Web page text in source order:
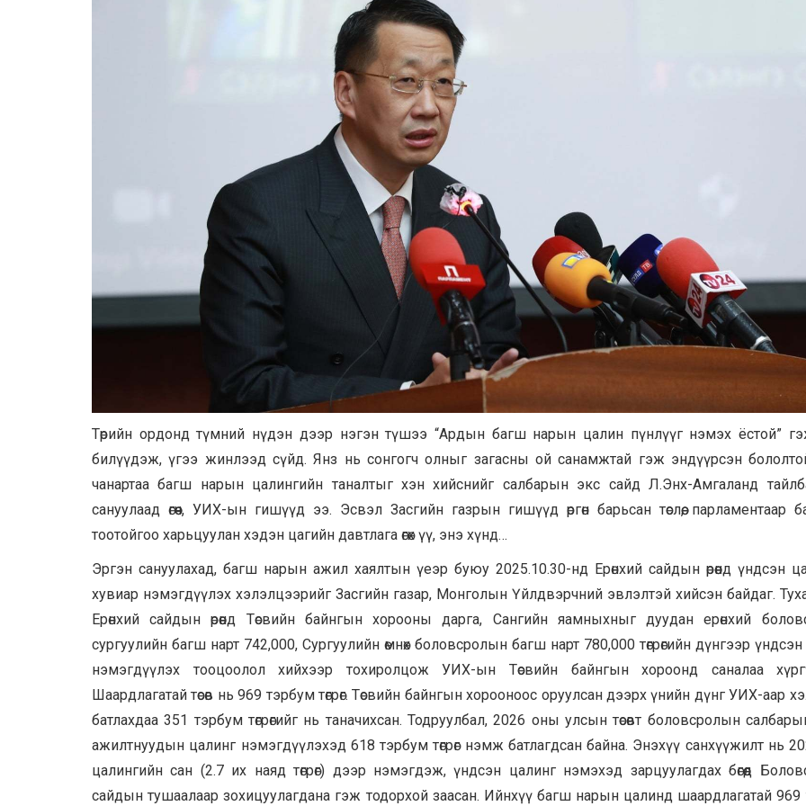
Төрийн ордонд түмний нүдэн дээр нэгэн түшээ “Ардын багш нарын цалин пүнлүүг нэмэх ёстой”
билүүдэж, үгээ жинлээд сүйд. Янз нь сонгогч олныг загасны ой санамжтай гэж эндүүрсэн
чанартаа багш нарын цалингийн таналтыг хэн хийснийг салбарын экс сайд Л.Энх-Амгаланд
сануулаад өгөөч, УИХ-ын гишүүд ээ. Эсвэл Засгийн газрын гишүүд өргөн барьсан төслөө, парламентаар
тоотойгоо харьцуулан хэдэн цагийн давтлага өгөх үү, энэ хүнд…
Эргэн сануулахад, багш нарын ажил хаялтын үеэр буюу 2025.10.30-нд Ерөнхий сайдын өрөөнд үндсэн
хувиар нэмэгдүүлэх хэлэлцээрийг Засгийн газар, Монголын Үйлдвэрчний эвлэлтэй хийсэн байдаг.
Ерөнхий сайдын өрөөнд Төсвийн байнгын хорооны дарга, Сангийн яамныхныг дуудан ерөнхий
сургуулийн багш нарт 742,000, Сургуулийн өмнөх боловсролын багш нарт 780,000 төгрөгийн дүнгээр
нэмэгдүүлэх тооцоолол хийхээр тохиролцож УИХ-ын Төсвийн байнгын хороонд саналаа
Шаардлагатай төсөв нь 969 тэрбум төгрөг. Төсвийн байнгын хорооноос оруулсан дээрх үнийн дүнг УИХ-аар
батлахдаа 351 тэрбум төгрөгийг нь таначихсан. Тодруулбал, 2026 оны улсын төсөвт боловсролын
ажилтнуудын цалинг нэмэгдүүлэхэд 618 тэрбум төгрөг нэмж батлагдсан байна. Энэхүү санхүүжилт нь
цалингийн сан (2.7 их наяд төгрөг) дээр нэмэгдэж, үндсэн цалинг нэмэхэд зарцуулагдах бөгөөд
сайдын тушаалаар зохицуулагдана гэж тодорхой заасан. Ийнхүү багш нарын цалинд шаардлагатай 969